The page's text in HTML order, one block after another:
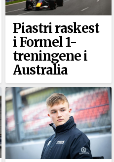
Piastri raskest
i Formel 1-
treningene i
Australia